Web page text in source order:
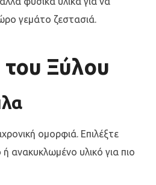
γεμάτο ζεστασιά.
Ξύλου
ομορφιά. Επιλέξτε
ανακυκλωμένο υλικό για πιο